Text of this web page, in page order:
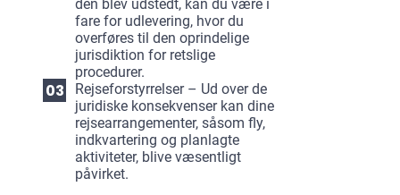
den blev udstedt, kan du være i
fare for udlevering, hvor du
overføres til den oprindelige
jurisdiktion for retslige
procedurer.
Rejseforstyrrelser – Ud over de
juridiske konsekvenser kan dine
rejsearrangementer, såsom fly,
indkvartering og planlagte
aktiviteter, blive væsentligt
påvirket.